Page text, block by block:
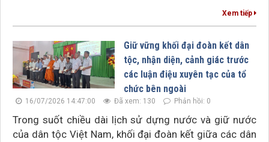
Xem tiếp
Giữ vững khối đại đoàn kết dân
tộc, nhận diện, cảnh giác trước
các luận điệu xuyên tạc của tổ
chức bên ngoài
16/07/2026 14:47:00 Đã xem: 130 Phản hồi: 0
Trong suốt chiều dài lịch sử dựng nước và giữ nước
của dân tộc Việt Nam, khối đại đoàn kết giữa các dân